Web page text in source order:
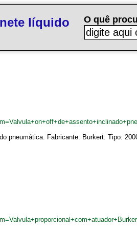
líquido O quê
pneumática. Fabricante: Burkert. Tipo: